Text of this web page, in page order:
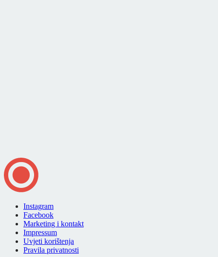
Instagram
Facebook
Marketing i kontakt
Impressum
Uvjeti korištenja
Pravila privatnosti